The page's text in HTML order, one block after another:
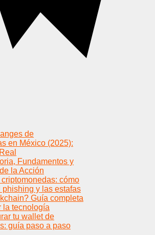
de
en México (2025):
Fundamentos y
la Acción
cómo
phishing y las estafas
Guía completa
la tecnología
tu wallet de
guía paso a paso